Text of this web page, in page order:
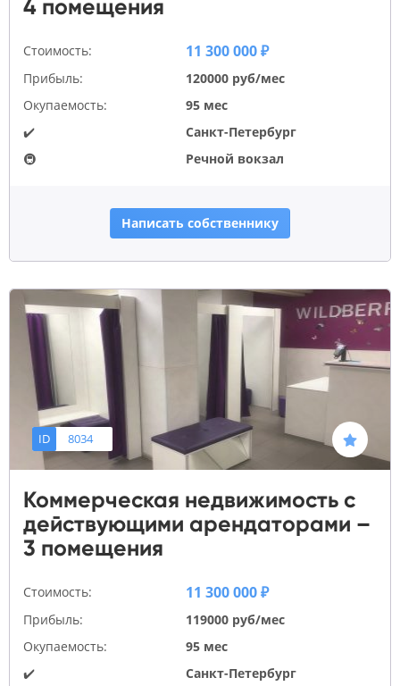
4 помещения
Стоимость: 11 300 000 ₽
Прибыль:
120000 руб/мес
Окупаемость:
95 мес
✔️
Санкт-Петербург
🚇
Речной вокзал
Написать собственнику
ID 8034
Коммерческая недвижимость с
действующими арендаторами –
3 помещения
Стоимость: 11 300 000 ₽
Прибыль:
119000 руб/мес
Окупаемость:
95 мес
✔️
Санкт-Петербург